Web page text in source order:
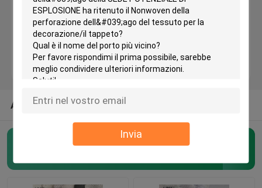
Invia
scrivere tra riga e riga tessuto
scrivere tra riga e riga non tessuto
Scrivere tra riga e riga
Scrivere tra riga e riga della camicia
ALTRE CATEGORIE DAGLI STATI UNITI
Scrivere tra riga e riga fusibile (127)